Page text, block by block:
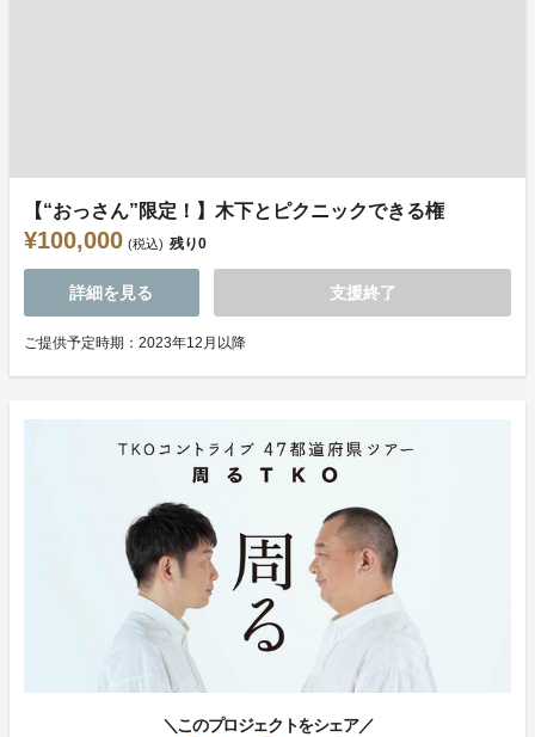
【“おっさん”限定！】木下とピクニックできる権
¥100,000 (税込) 残り0
詳細を見る 支援終了
ご提供予定時期：2023年12月以降
＼このプロジェクトをシェア／